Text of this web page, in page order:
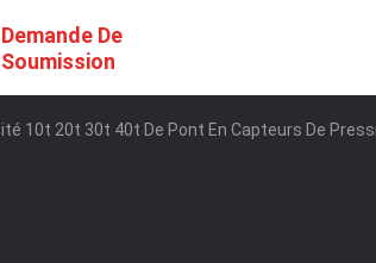
Demande De
Soumission
10t 20t 30t 40t De Pont En Capteurs De